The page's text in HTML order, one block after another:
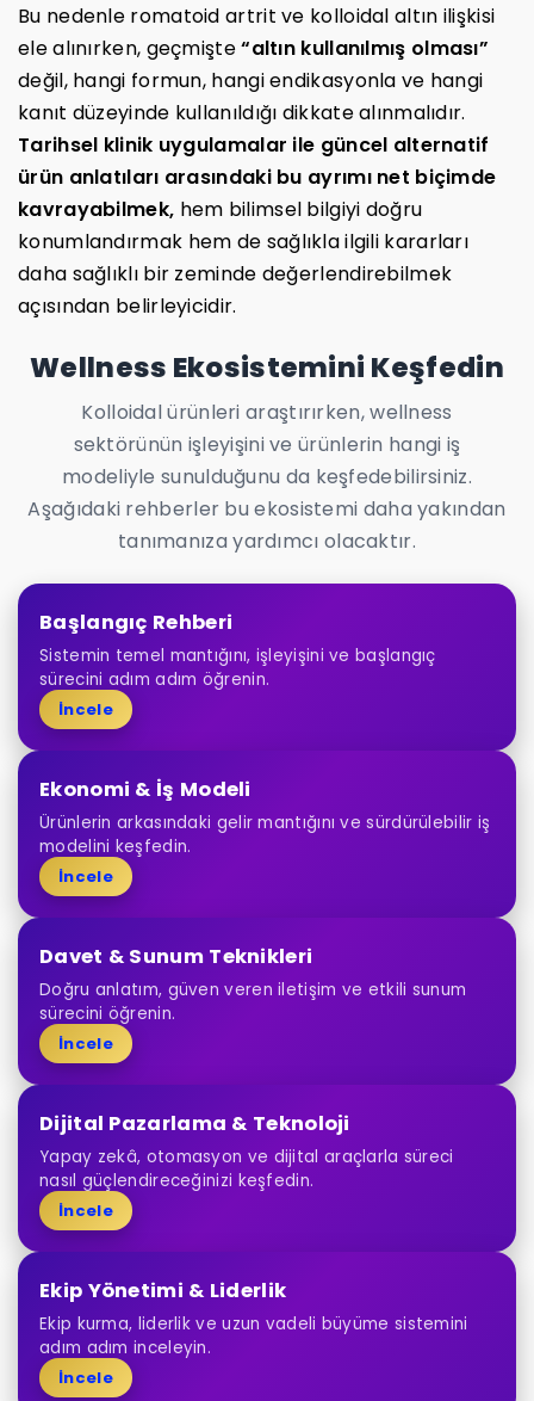
Bu nedenle romatoid artrit ve kolloidal altın ilişkisi
ele alınırken, geçmişte“altın kullanılmış olması”
değil, hangi formun, hangi endikasyonla ve hangi
kanıt düzeyinde kullanıldığı dikkate alınmalıdır.
Tarihsel klinik uygulamalar ile güncel alternatif
ürün anlatıları arasındaki bu ayrımı net biçimde
kavrayabilmek, hem bilimsel bilgiyi doğru
konumlandırmak hem de sağlıkla ilgili kararları
daha sağlıklı bir zeminde değerlendirebilmek
açısından belirleyicidir.
Wellness Ekosistemini Keşfedin
Kolloidal ürünleri araştırırken, wellness
sektörünün işleyişini ve ürünlerin hangi iş
modeliyle sunulduğunu da keşfedebilirsiniz.
Aşağıdaki rehberler bu ekosistemi daha yakından
tanımanıza yardımcı olacaktır.
Başlangıç Rehberi
Sistemin temel mantığını, işleyişini ve başlangıç
sürecini adım adım öğrenin.
İncele
Ekonomi & İş Modeli
Ürünlerin arkasındaki gelir mantığını ve sürdürülebilir iş
modelini keşfedin.
İncele
Davet & Sunum Teknikleri
Doğru anlatım, güven veren iletişim ve etkili sunum
sürecini öğrenin.
İncele
Dijital Pazarlama & Teknoloji
Yapay zekâ, otomasyon ve dijital araçlarla süreci
nasıl güçlendireceğinizi keşfedin.
İncele
Ekip Yönetimi & Liderlik
Ekip kurma, liderlik ve uzun vadeli büyüme sistemini
adım adım inceleyin.
İncele